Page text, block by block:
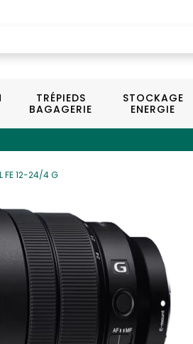
TRÉPIEDS
BAGAGERIE
STOCKAGE
ENERGIE
FE 12-24/4 G